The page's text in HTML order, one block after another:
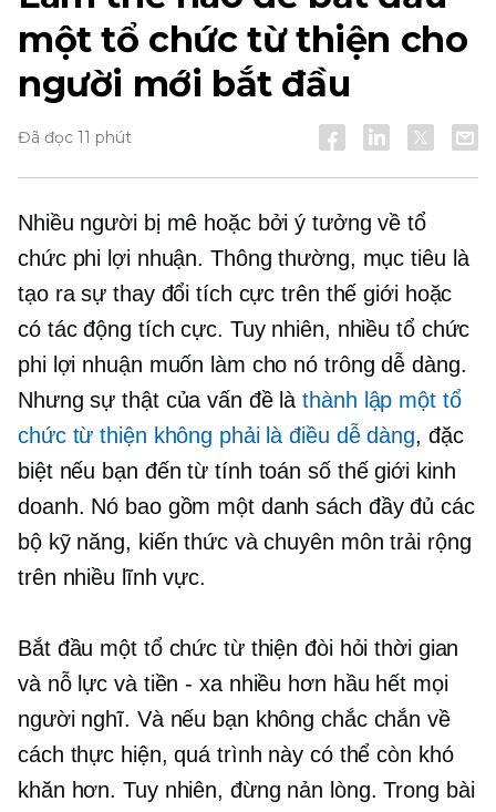
một tổ chức từ thiện cho
người mới bắt đầu
Đã đọc 11 phút
Nhiều người bị mê hoặc bởi ý tưởng về tổ
chức phi lợi nhuận. Thông thường, mục tiêu là
tạo ra sự thay đổi tích cực trên thế giới hoặc
có tác động tích cực. Tuy nhiên, nhiều tổ chức
phi lợi nhuận muốn làm cho nó trông dễ dàng.
Nhưng sự thật của vấn đề làthành lập một tổ
chức từ thiện không phải là điều dễ dàng, đặc
biệt nếu bạn đến từ tính toán sốthế giới kinh
doanh. Nó bao gồm một danh sách đầy đủ các
bộ kỹ năng, kiến ​​thức và chuyên môn trải rộng
trên nhiều lĩnh vực.
Bắt đầu một tổ chức từ thiện đòi hỏi thời gian
và nỗ lực và tiền - xanhiều hơn hầu hết mọi
người nghĩ. Và nếu bạn không chắc chắn về
cách thực hiện, quá trình này có thể còn khó
khăn hơn. Tuy nhiên, đừng nản lòng. Trong bài